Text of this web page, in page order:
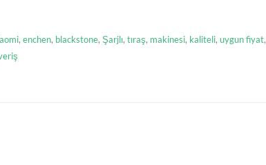
, enchen, blackstone, Şarjlı, tıraş, makinesi, kaliteli, uygun fiyat,